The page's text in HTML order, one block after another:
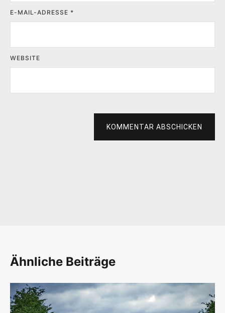
E-MAIL-ADRESSE *
WEBSITE
KOMMENTAR ABSCHICKEN
Ähnliche Beiträge